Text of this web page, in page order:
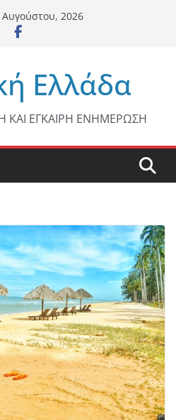
2026
Ελλάδα
ΚΑΙ ΕΓΚΑΙΡΗ ΕΝΗΜΕΡΩΣΗ